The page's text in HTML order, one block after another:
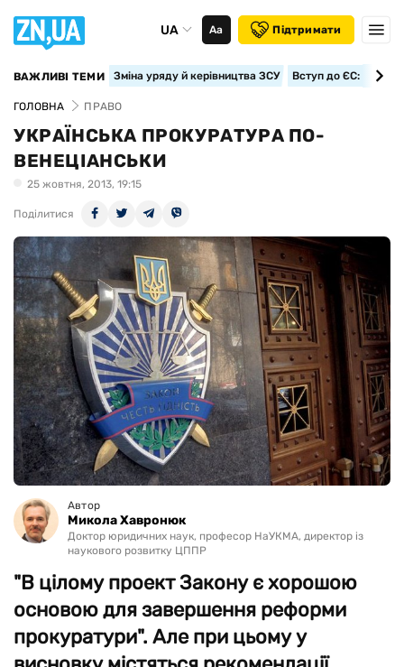
UA Аа Підтримати
ВАЖЛИВІ ТЕМИ Зміна уряду й керівництва ЗСУ Вступ до ЄС:
ГОЛОВНА ПРАВО
УКРАЇНСЬКА ПРОКУРАТУРА ПО-
ВЕНЕЦІАНСЬКИ
25 жовтня, 2013, 19:15
Поділитися
Автор
Микола Хавронюк
Доктор юридичних наук, професор НаУКМА, директор із
наукового розвитку ЦППР
"В цілому проект Закону є хорошою
основою для завершення реформи
прокуратури". Але при цьому у